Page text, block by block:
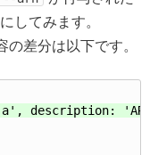
してみます。
差分は以下です。